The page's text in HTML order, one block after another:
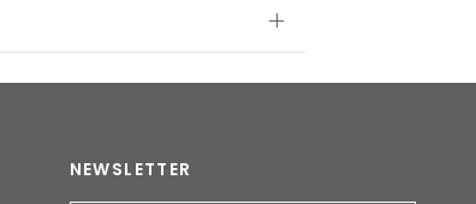
NEWSLETTER